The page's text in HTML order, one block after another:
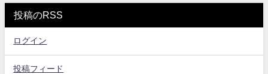
投稿のRSS
ログイン
投稿フィード